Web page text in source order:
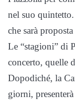
nel suo
che sarà
Le “stagioni” di
concerto, quelle
Dopodiché, la
giorni,